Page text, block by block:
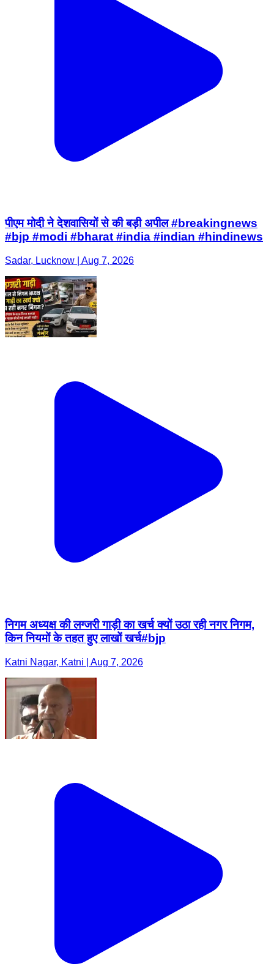
पीएम मोदी ने देशवासियों से की बड़ी अपील #breakingnews
#bjp #modi #bharat #india #indian #hindinews
Sadar, Lucknow | Aug 7, 2026
निगम अध्यक्ष की लग्जरी गाड़ी का खर्च क्यों उठा रही नगर निगम,
किन नियमों के तहत हुए लाखों खर्च#bjp
Katni Nagar, Katni | Aug 7, 2026